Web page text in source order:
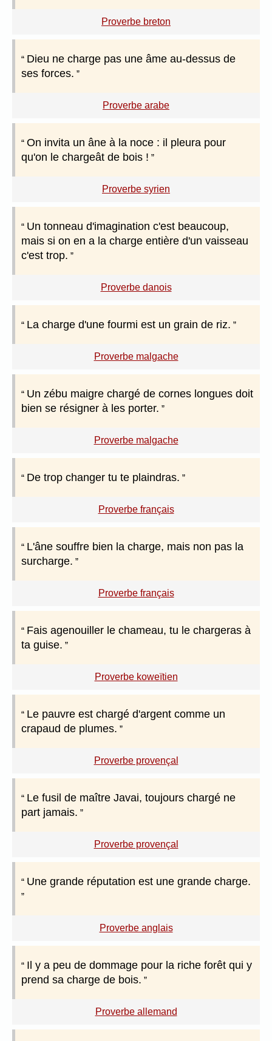
Proverbe breton
Dieu ne charge pas une âme au-dessus de
ses forces.
Proverbe arabe
On invita un âne à la noce : il pleura pour
qu'on le chargeât de bois !
Proverbe syrien
Un tonneau d'imagination c'est beaucoup,
mais si on en a la charge entière d'un vaisseau
c'est trop.
Proverbe danois
La charge d'une fourmi est un grain de riz.
Proverbe malgache
Un zébu maigre chargé de cornes longues doit
bien se résigner à les porter.
Proverbe malgache
De trop changer tu te plaindras.
Proverbe français
L'âne souffre bien la charge, mais non pas la
surcharge.
Proverbe français
Fais agenouiller le chameau, tu le chargeras à
ta guise.
Proverbe koweïtien
Le pauvre est chargé d'argent comme un
crapaud de plumes.
Proverbe provençal
Le fusil de maître Javai, toujours chargé ne
part jamais.
Proverbe provençal
Une grande réputation est une grande charge.
Proverbe anglais
Il y a peu de dommage pour la riche forêt qui y
prend sa charge de bois.
Proverbe allemand